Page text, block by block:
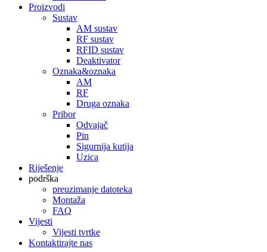
Proizvodi
Sustav
AM sustav
RF sustav
RFID sustav
Deaktivator
Oznaka&oznaka
AM
RF
Druga oznaka
Pribor
Odvajač
Pin
Sigurnija kutija
Uzica
Riješenje
podrška
preuzimanje datoteka
Montaža
FAQ
Vijesti
Vijesti tvrtke
Kontaktirajte nas